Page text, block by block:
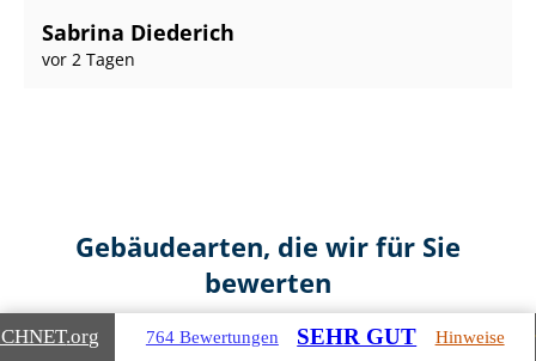
Sabrina Diederich
vor 2 Tagen
Gebäudearten, die wir für Sie
bewerten
.org 764 Bewertungen SEHR GUT Hinweise